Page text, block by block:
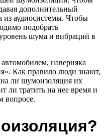
дополнительный
из аудиосистемы. Чтобы
подобрать
шума и вибраций в
наверняка
Как правило люди знают,
ли шумоизоляция их
ли тратить на нее время и
вопросе.